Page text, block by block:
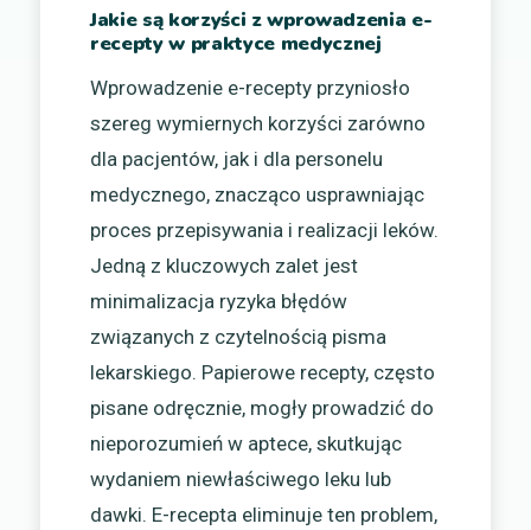
Jakie są korzyści z wprowadzenia e-
recepty w praktyce medycznej
Wprowadzenie e-recepty przyniosło
szereg wymiernych korzyści zarówno
dla pacjentów, jak i dla personelu
medycznego, znacząco usprawniając
proces przepisywania i realizacji leków.
Jedną z kluczowych zalet jest
minimalizacja ryzyka błędów
związanych z czytelnością pisma
lekarskiego. Papierowe recepty, często
pisane odręcznie, mogły prowadzić do
nieporozumień w aptece, skutkując
wydaniem niewłaściwego leku lub
dawki. E-recepta eliminuje ten problem,